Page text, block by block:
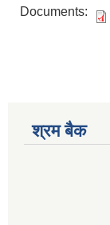
Documents:
श्रम बैक